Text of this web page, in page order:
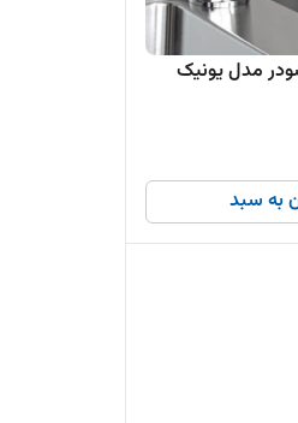
مدل یونیک
به سبد